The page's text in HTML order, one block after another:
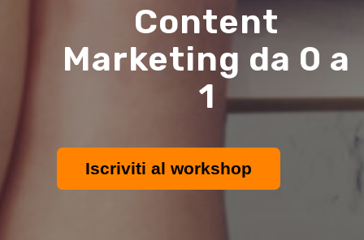
Content
Marketing da 0 a
1
Iscriviti al workshop